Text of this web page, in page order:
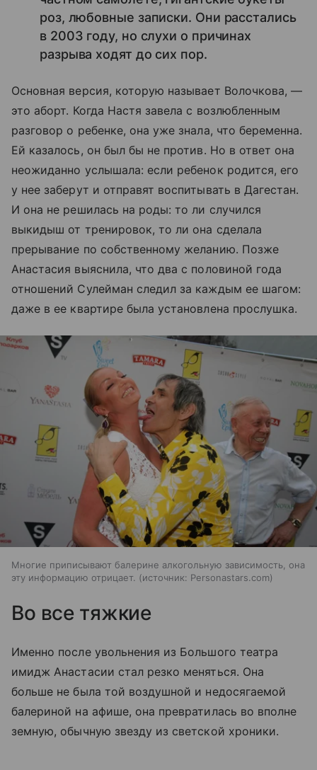
роз, любовные записки. Они расстались
в 2003 году, но слухи о причинах
разрыва ходят до сих пор.
Основная версия, которую называет Волочкова, —
это аборт. Когда Настя завела с возлюбленным
разговор о ребенке, она уже знала, что беременна.
Ей казалось, он был бы не против. Но в ответ она
неожиданно услышала: если ребенок родится, его
у нее заберут и отправят воспитывать в Дагестан.
И она не решилась на роды: то ли случился
выкидыш от тренировок, то ли она сделала
прерывание по собственному желанию. Позже
Анастасия выяснила, что два с половиной года
отношений Сулейман следил за каждым ее шагом:
даже в ее квартире была установлена прослушка.
Многие приписывают балерине алкогольную зависимость, она
эту информацию отрицает.
источник: Personastars.com
Во все тяжкие
Именно после увольнения из Большого театра
имидж Анастасии стал резко меняться. Она
больше не была той воздушной и недосягаемой
балериной на афише, она превратилась во вполне
земную, обычную звезду из светской хроники.